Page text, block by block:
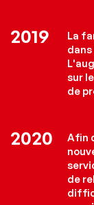
2019
La
sur
de
Afin
de
2020